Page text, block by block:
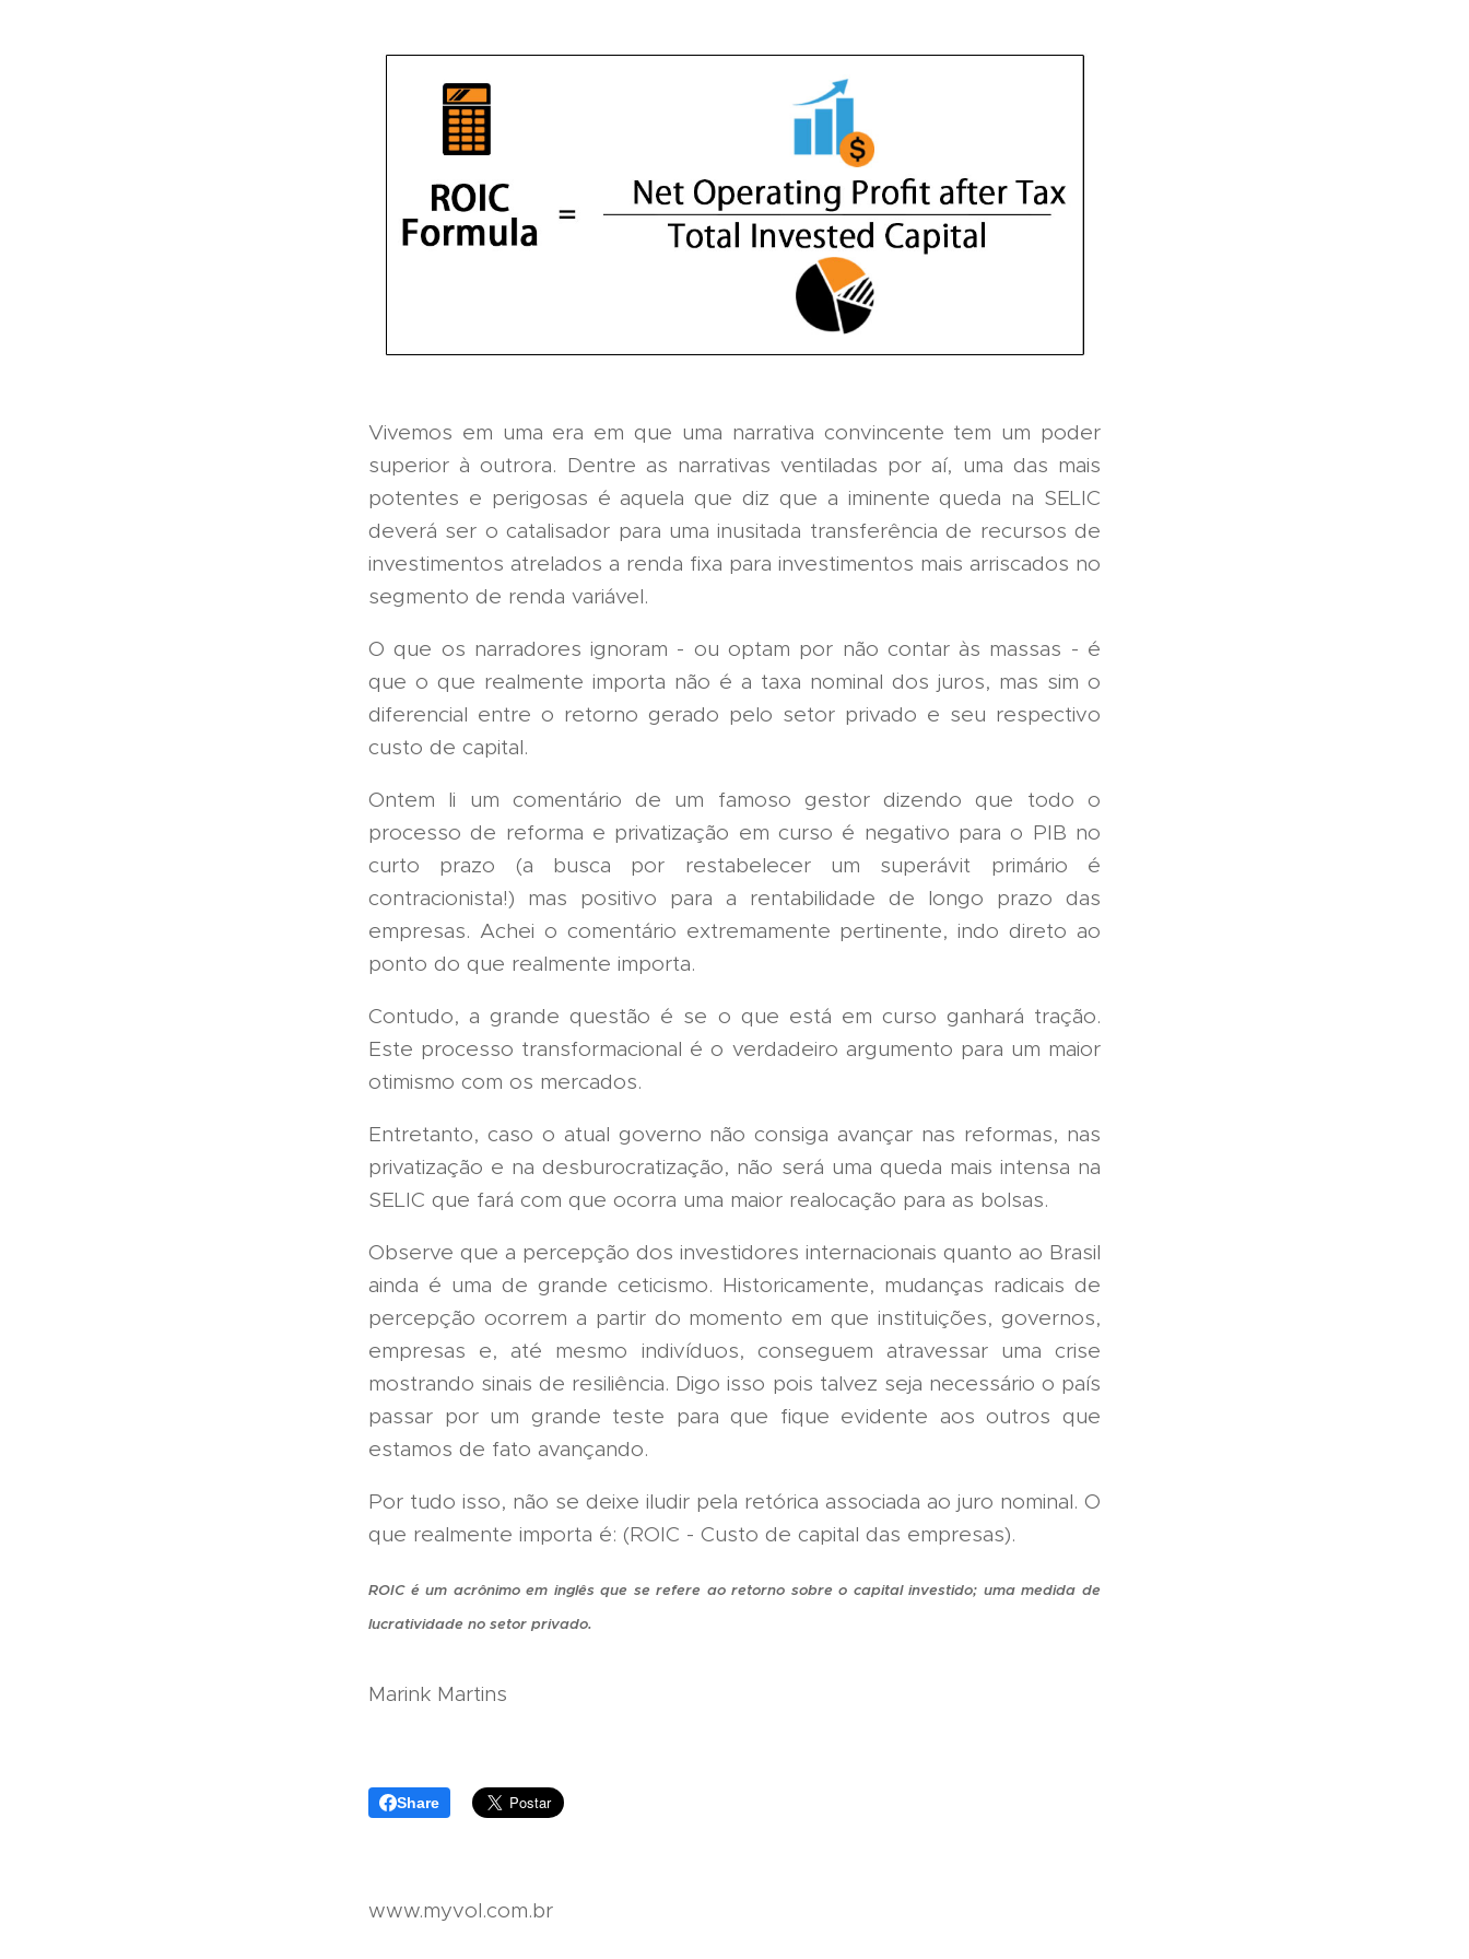
Vivemos em uma era em que uma narrativa convincente tem um poder
superior à outrora. Dentre as narrativas ventiladas por aí, uma das mais
potentes e perigosas é aquela que diz que a iminente queda na SELIC
deverá ser o catalisador para uma inusitada transferência de recursos de
investimentos atrelados a renda fixa para investimentos mais arriscados no
segmento de renda variável.
O que os narradores ignoram - ou optam por não contar às massas - é
que o que realmente importa não é a taxa nominal dos juros, mas sim o
diferencial entre o retorno gerado pelo setor privado e seu respectivo
custo de capital.
Ontem li um comentário de um famoso gestor dizendo que todo o
processo de reforma e privatização em curso é negativo para o PIB no
curto prazo (a busca por restabelecer um superávit primário é
contracionista!) mas positivo para a rentabilidade de longo prazo das
empresas. Achei o comentário extremamente pertinente, indo direto ao
ponto do que realmente importa.
Contudo, a grande questão é se o que está em curso ganhará tração.
Este processo transformacional é o verdadeiro argumento para um maior
otimismo com os mercados.
Entretanto, caso o atual governo não consiga avançar nas reformas, nas
privatização e na desburocratização, não será uma queda mais intensa na
SELIC que fará com que ocorra uma maior realocação para as bolsas.
Observe que a percepção dos investidores internacionais quanto ao Brasil
ainda é uma de grande ceticismo. Historicamente, mudanças radicais de
percepção ocorrem a partir do momento em que instituições, governos,
empresas e, até mesmo indivíduos, conseguem atravessar uma crise
mostrando sinais de resiliência. Digo isso pois talvez seja necessário o país
passar por um grande teste para que fique evidente aos outros que
estamos de fato avançando.
Por tudo isso, não se deixe iludir pela retórica associada ao juro nominal. O
que realmente importa é: (ROIC - Custo de capital das empresas).
ROIC é um acrônimo em inglês que se refere ao retorno sobre o capital investido; uma medida de
lucratividade no setor privado.
Marink Martins
Share
www.myvol.com.br